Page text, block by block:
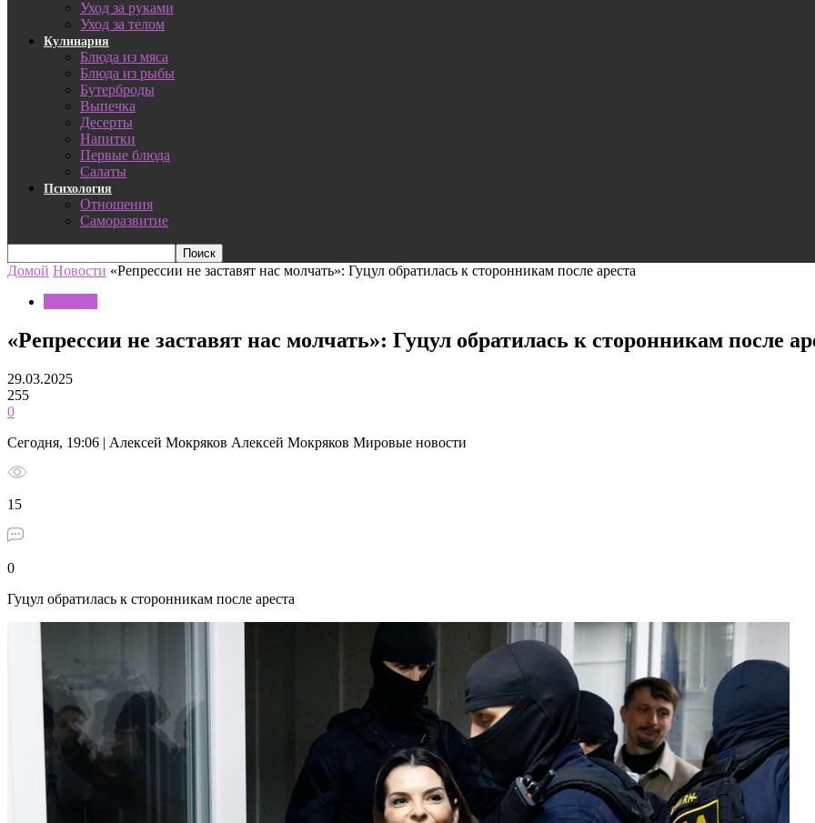
Уход за руками
Уход за телом
Кулинария
Блюда из мяса
Блюда из рыбы
Бутерброды
Выпечка
Десерты
Напитки
Первые блюда
Салаты
Психология
Отношения
Саморазвитие
Домой Новости «Репрессии не заставят нас молчать»: Гуцул обратилась к сторонникам после ареста
«Репрессии не заставят нас молчать»: Гуцул обратилась к сторонникам после
29.03.2025
255
0
Сегодня, 19:06 | Алексей Мокряков Алексей Мокряков Мировые новости
15
0
Гуцул обратилась к сторонникам после ареста